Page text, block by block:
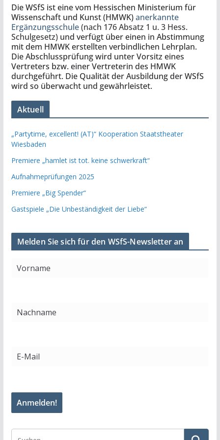
Die WSfS ist eine vom Hessischen Ministerium für
Wissenschaft und Kunst (HMWK)anerkannte
Ergänzungsschule(nach 176 Absatz 1 u. 3 Hess.
Schulgesetz)und verfügt über einen in Abstimmung
mit dem HMWK erstellten verbindlichen Lehrplan.
Die Abschlussprüfung wird unter Vorsitz eines
Vertreters bzw. einer Vertreterin des HMWK
durchgeführt. Die Qualität der Ausbildung der WSfS
wird so überwacht und gewährleistet.
Aktuell
„Partytime, excellent! (AT)“ Kooperation Staatstheater
Wiesbaden
Premiere „hamlet ist tot. keine schwerkraft“
Aufnahmeprüfungen 2025
Premiere „Big Spender“
Gastspiele „Die Unbeständigkeit der Liebe“
Melden Sie sich für den WSfS-Newsletter an